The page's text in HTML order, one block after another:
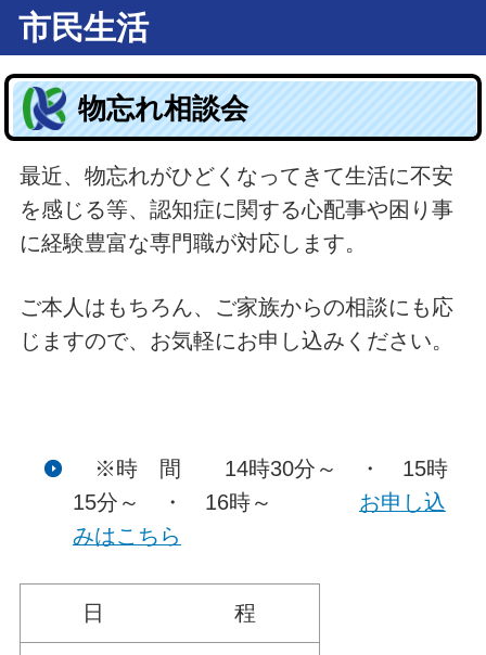
市民生活
物忘れ相談会
最近、物忘れがひどくなってきて生活に不安
を感じる等、認知症に関する心配事や困り事
に経験豊富な専門職が対応します。
ご本人はもちろん、ご家族からの相談にも応
じますので、お気軽にお申し込みください。
※時 間 14時30分～ ・ 15時
15分～ ・ 16時～ お申し込
みはこちら
日 程